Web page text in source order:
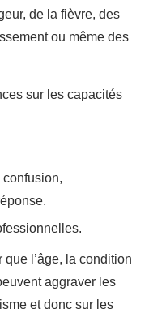
de la fièvre, des
ou même des
sur les capacités
que l’âge, la condition
aggraver les
et donc sur les